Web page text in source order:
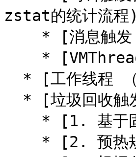
zstat的统计流程)